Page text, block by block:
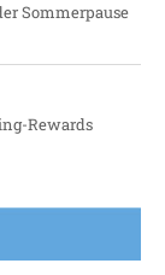
Sommerpause
Rewards